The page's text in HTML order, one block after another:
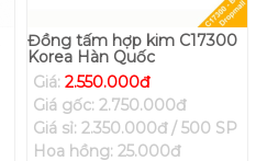
Đồng tấm hợp kim C17300
Korea Hàn Quốc
Giá: 2.550.000đ
Giá gốc: 2.750.000đ
Giá sỉ: 2.350.000đ / 500 SP
Hoa hồng: 25.000đ